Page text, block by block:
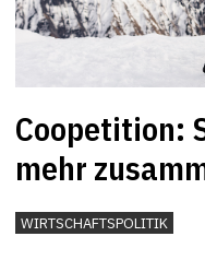
Coopetition:
mehr
WIRTSCHAFTSPOLITIK